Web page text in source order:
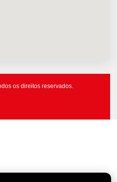
os direitos reservados.